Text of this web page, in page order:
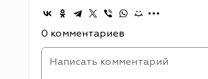
0 комментариев